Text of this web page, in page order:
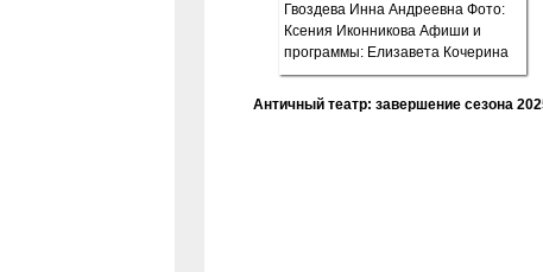
Античный театр: завершение сезона